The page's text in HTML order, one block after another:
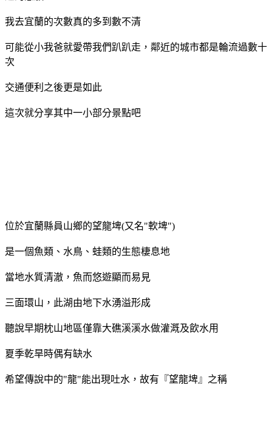
我去宜蘭的次數真的多到數不清
可能從小我爸就愛帶我們趴趴走，鄰近的城市都是輪流過數十
次
交通便利之後更是如此
這次就分享其中一小部分景點吧
位於宜蘭縣員山鄉的望龍埤(又名"軟埤")
是一個魚類、水鳥、蛙類的生態棲息地
當地水質清澈，魚而悠遊顯而易見
三面環山，此湖由地下水湧溢形成
聽說早期枕山地區僅靠大礁溪溪水做灌溉及飲水用
夏季乾旱時偶有缺水
希望傳說中的"龍"能出現吐水，故有『望龍埤』之稱